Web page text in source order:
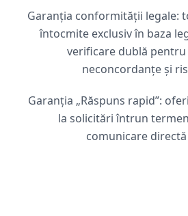
Garanția conformității legale:
întocmite exclusiv în baza
verificare dublă
neconcordanțe și
Garanția „Răspuns rapid”:
la solicitări întrun
comunicare